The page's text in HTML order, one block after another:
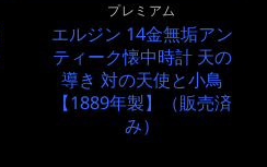
プレミアム
エルジン 14金無垢アン
ティーク懐中時計 天の
導き 対の天使と小鳥
【1889年製】（販売済
み）